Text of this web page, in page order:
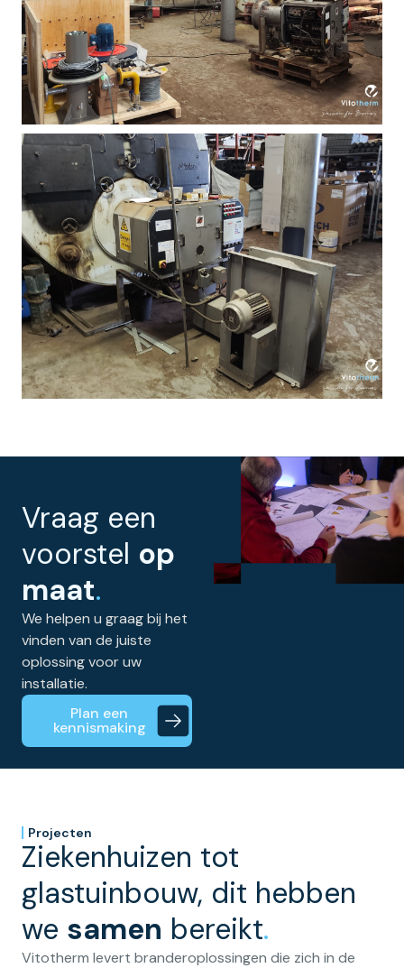
Vraag een
voorstel op
maat.
We helpen u graag bij het
vinden van de juiste
oplossing voor uw
installatie.
Plan een
kennismaking
Projecten
Ziekenhuizen tot
glastuinbouw, dit hebben
we samen bereikt.
Vitotherm levert branderoplossingen die zich in de